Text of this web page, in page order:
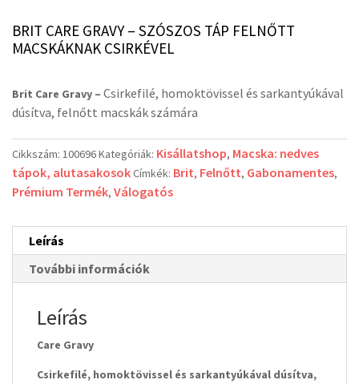
BRIT CARE GRAVY – SZÓSZOS TÁP FELNŐTT
MACSKÁKNAK CSIRKÉVEL
Brit Care Gravy – Csirkefilé, homoktövissel és sarkantyúkával
dúsítva, felnőtt macskák számára
Cikkszám: 100696Kategóriák: Kisállatshop, Macska: nedves
tápok, alutasakosokCímkék: Brit, Felnőtt, Gabonamentes,
Prémium Termék, Válogatós
Leírás
További információk
Leírás
Care Gravy
Csirkefilé, homoktövissel és sarkantyúkával dúsítva,